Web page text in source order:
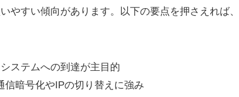
やすい傾向があります。以下の要点を押さえれば、
ステムへの到達が主目的
信暗号化やIPの切り替えに強み